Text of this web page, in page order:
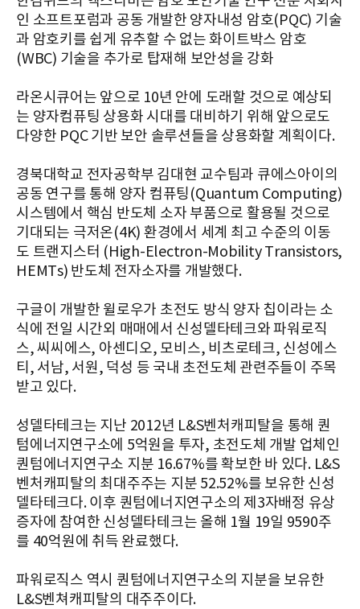
인 소프트포럼과 공동 개발한 양자내성 암호(PQC) 기술
과 암호키를 쉽게 유추할 수 없는 화이트박스 암호
(WBC) 기술을 추가로 탑재해 보안성을 강화
라온시큐어는 앞으로 10년 안에 도래할 것으로 예상되
는 양자컴퓨팅 상용화 시대를 대비하기 위해 앞으로도
다양한 PQC 기반 보안 솔루션들을 상용화할 계획이다.
경북대학교 전자공학부 김대현 교수팀과 큐에스아이의
공동 연구를 통해 양자 컴퓨팅(Quantum Computing)
시스템에서 핵심 반도체 소자 부품으로 활용될 것으로
기대되는 극저온(4K) 환경에서 세계 최고 수준의 이동
도 트랜지스터 (High-Electron-Mobility Transistors,
HEMTs) 반도체 전자소자를 개발했다.
구글이 개발한 윌로우가 초전도 방식 양자 칩이라는 소
식에 전일 시간외 매매에서 신성델타테크와 파워로직
스, 씨씨에스, 아센디오, 모비스, 비츠로테크, 신성에스
티, 서남, 서원, 덕성 등 국내 초전도체 관련주들이 주목
받고 있다.
성델타테크는 지난 2012년 L&S벤처캐피탈을 통해 퀀
텀에너지연구소에 5억원을 투자, 초전도체 개발 업체인
퀀텀에너지연구소 지분 16.67%를 확보한 바 있다. L&S
벤처캐피탈의 최대주주는 지분 52.52%를 보유한 신성
델타테크다. 이후 퀀텀에너지연구소의 제3자배정 유상
증자에 참여한 신성델타테크는 올해 1월 19일 9590주
를 40억원에 취득 완료했다.
파워로직스 역시 퀀텀에너지연구소의 지분을 보유한
L&S벤쳐캐피탈의 대주주이다.